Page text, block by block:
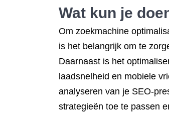
Wat kun je
Om zoekmachine
is het belangrijk om te
Daarnaast is het
laadsnelheid en mobiele
analyseren van je SEO-
strategieën toe te passen